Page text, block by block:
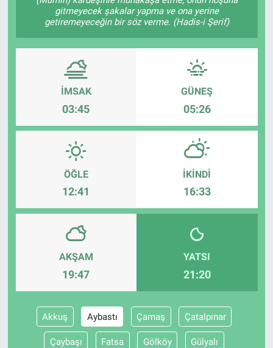
gitmeyecek şakalar yapma ve ona yerine
getiremeyeceğin bir söz verme. (Hadis-i Şerif)
İMSAK
03:45
GÜNEŞ
05:26
ÖĞLE
12:41
İKINDI
16:33
AKŞAM
19:47
YATSI
21:20
Akkuş Aybastı Çamaş Çatalpınar
Çaybaşı Fatsa Gölköy Gülyalı
Ege'den Esintiler
Eğlence
Ekonomi
Gerçeğin İzinde
Gün Başlıyor
Gün Bitiyor
Gün Ortası
Günün görüntüsü
İletişim